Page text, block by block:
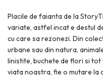
Placile de faianta de la
variate, astfel incat e destul
cu care sa rezonezi. Din
urbane sau din natura,
linistite, buchete de flori si
viata noastra, fie o mutare la